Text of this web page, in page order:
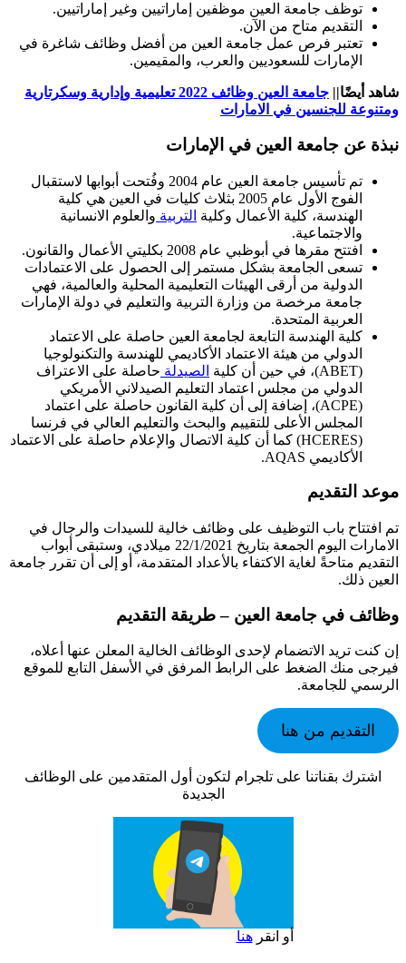
توظف جامعة العين موظفين إماراتيين وغير إماراتيين.
التقديم متاح من الآن.
تعتبر فرص عمل جامعة العين من أفضل وظائف شاغرة في
الإمارات للسعوديين والعرب، والمقيمين.
شاهد أيضًا||
جامعة العين وظائف 2022 تعليمية وإدارية وسكرتارية
ومتنوعة للجنسين في الامارات
نبذة عن جامعة العين في الإمارات
تم تأسيس جامعة العين عام 2004 وفُتحت أبوابها لاستقبال
الفوج الأول عام 2005 بثلاث كليات في العين هي كلية
الهندسة، كلية الأعمال وكلية التربية والعلوم الانسانية
والاجتماعية.
افتتح مقرها في أبوظبي عام 2008 بكليتي الأعمال والقانون.
تسعى الجامعة بشكل مستمر إلى الحصول على الاعتمادات
الدولية من أرقى الهيئات التعليمية المحلية والعالمية، فهي
جامعة مرخصة من وزارة التربية والتعليم في دولة الإمارات
العربية المتحدة.
كلية الهندسة التابعة لجامعة العين حاصلة على الاعتماد
الدولي من هيئة الاعتماد الأكاديمي للهندسة والتكنولوجيا
(ABET)، في حين أن كلية
الصيدلة حاصلة على الاعتراف
الدولي من مجلس اعتماد التعليم الصيدلاني الأمريكي
(ACPE)، إضافة إلى أن كلية القانون حاصلة على اعتماد
المجلس الأعلى للتقييم والبحث والتعليم العالي في فرنسا
(HCERES) كما أن كلية الاتصال والإعلام حاصلة على الاعتماد
الأكاديمي AQAS.
موعد التقديم
تم افتتاح باب التوظيف على وظائف خالية للسيدات والرجال في
الامارات اليوم الجمعة بتاريخ 22/1/2021 ميلادي، وستبقى أبواب
التقديم متاحةً لغاية الاكتفاء بالأعداد المتقدمة، أو إلى أن تقرر جامعة
العين ذلك.
وظائف في جامعة العين – طريقة التقديم
إن كنت تريد الاتضمام لإحدى الوظائف الخالية المعلن عنها أعلاه،
فيرجى منك الضغط على الرابط المرفق في الأسفل التابع للموقع
الرسمي للجامعة.
التقديم من هنا
اشترك بقناتنا على تلجرام لتكون أول المتقدمين على الوظائف
الجديدة
أو انقرهنا